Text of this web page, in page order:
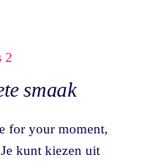
smaak
for your moment,
kunt kiezen uit